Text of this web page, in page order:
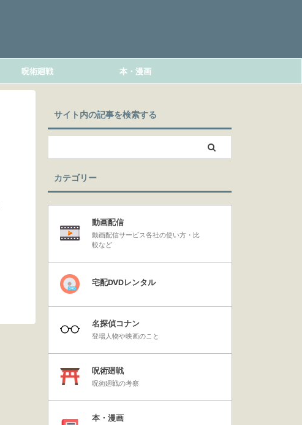
呪術廻戦 本・漫画
サイト内の記事を検索する
カテゴリー
動画配信
動画配信サービス各社の使い方・比
較など
宅配DVDレンタル
名探偵コナン
登場人物や映画のこと
呪術廻戦
呪術廻戦の考察
本・漫画